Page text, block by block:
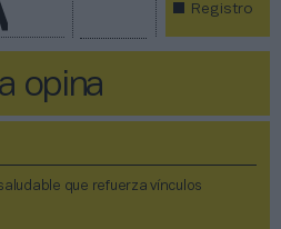
Registro
opina
que refuerza vínculos